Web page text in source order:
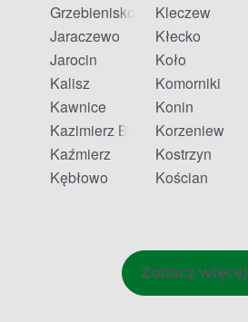
Grzebienisko
Jaraczewo
Jarocin
Kalisz
Kawnice
Kazimierz Biskupi
Kaźmierz
Kębłowo
Kleczew
Kłecko
Koło
Komorniki
Konin
Korzeniew
Kostrzyn
Kościan
Zobacz więcej